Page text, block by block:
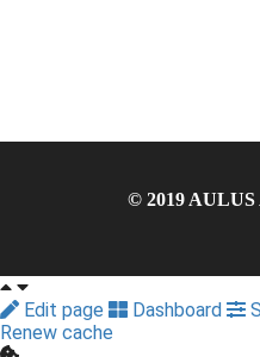
© 2019 AULUS
Edit page Dashboard
Renew cache